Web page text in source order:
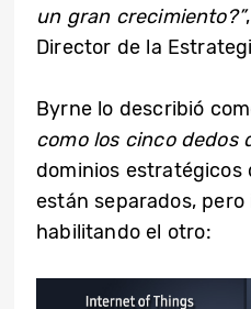
un gran crecimiento?”
Director de la
Byrne lo describió
como los cinco dedos
dominios estratégicos
están separados,
habilitando el otro: